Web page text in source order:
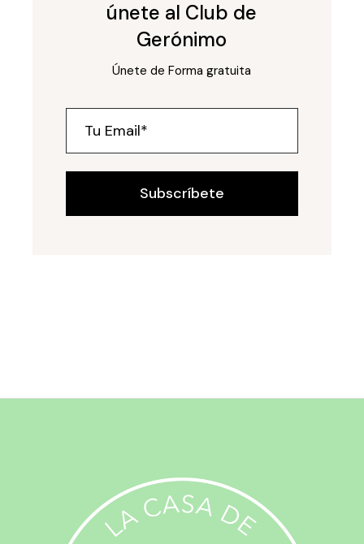
únete al Club de
Gerónimo
Únete de Forma gratuita
Subscríbete